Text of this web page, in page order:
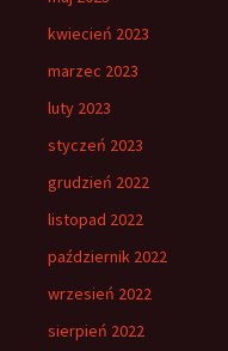
kwiecień 2023
marzec 2023
luty 2023
styczeń 2023
grudzień 2022
listopad 2022
październik 2022
wrzesień 2022
sierpień 2022